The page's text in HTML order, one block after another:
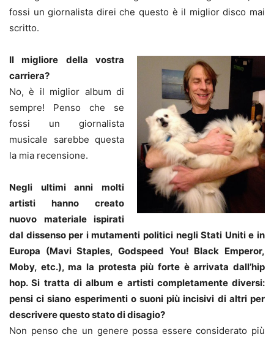
fossi un giornalista direi che questo è il miglior disco mai
scritto.
Il migliore della vostra
carriera?
No, è il miglior album di
sempre! Penso che se
fossi un giornalista
musicale sarebbe questa
la mia recensione.
Negli ultimi anni molti
artisti hanno creato
nuovo materiale ispirati
dal dissenso per i mutamenti politici negli Stati Uniti e in
Europa (Mavi Staples, Godspeed You! Black Emperor,
Moby, etc.), ma la protesta più forte è arrivata dall’hip
hop. Si tratta di album e artisti completamente diversi:
pensi ci siano esperimenti o suoni più incisivi di altri per
descrivere questo stato di disagio?
Non penso che un genere possa essere considerato più